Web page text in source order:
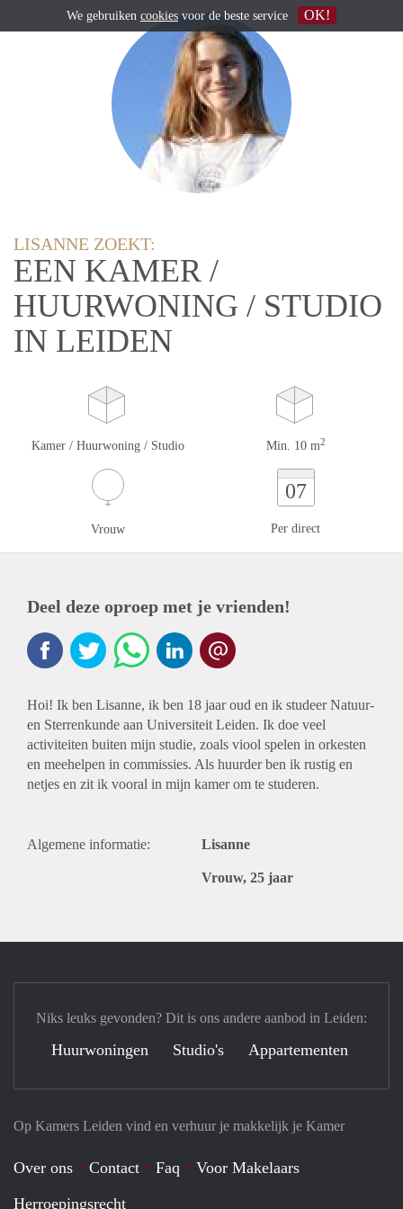
LISANNE ZOEKT:
EEN KAMER /
HUURWONING / STUDIO
IN LEIDEN
Kamer / Huurwoning / Studio Min. 10 m2
Vrouw
07
Per direct
Deel deze oproep met je vrienden!
Hoi! Ik ben Lisanne, ik ben 18 jaar oud en ik studeer Natuur-
en Sterrenkunde aan Universiteit Leiden. Ik doe veel
activiteiten buiten mijn studie, zoals viool spelen in orkesten
en meehelpen in commissies. Als huurder ben ik rustig en
netjes en zit ik vooral in mijn kamer om te studeren.
Algemene informatie: Lisanne
Vrouw, 25 jaar
Op Kamers Leiden vind en verhuur je makkelijk je Kamer
Over ons Contact Faq
Voor Makelaars
Herroepingsrecht
Niks leuks gevonden? Dit is ons andere aanbod in Leiden:
Huurwoningen Studio's Appartementen
We gebruiken cookies voor de beste service OK!